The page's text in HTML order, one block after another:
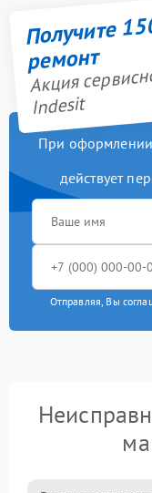
Получите
ремонт
Акция
Indesit
При оформлении
действует
Отправляя, Вы